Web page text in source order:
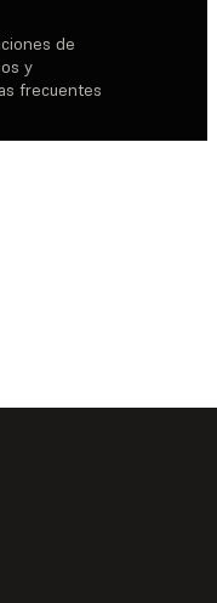
de
y
frecuentes